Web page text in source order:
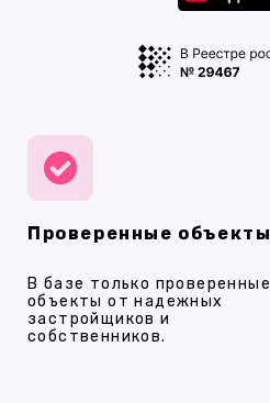
Проверенные объекты
В базе только проверенные
объекты от надежных
застройщиков и
собственников.